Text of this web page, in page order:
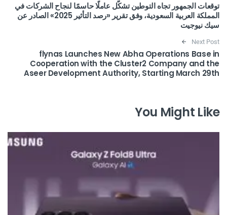
توقعات الجمهور تجاه التوطين تشكّل عاملًا حاسمًا لنجاح الشركات في
المملكة العربية السعودية، وفق تقرير «رصد التأثير 2025» الصادر عن
سيك نيوجيت
Next Post
flynas Launches New Abha Operations Base in
Cooperation with the Cluster2 Company and the
Aseer Development Authority, Starting March 29th
You Might Like